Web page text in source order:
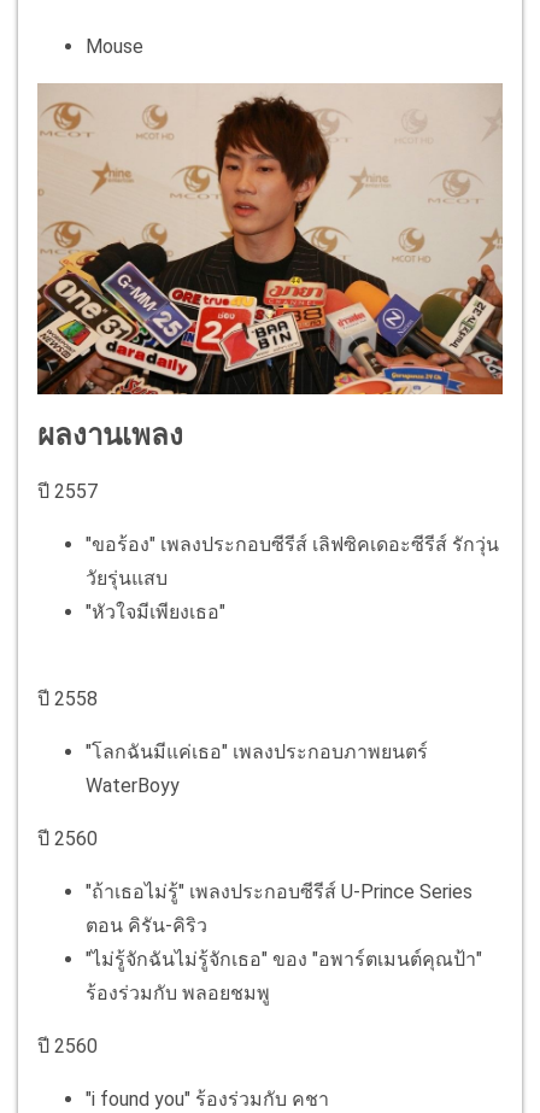
Mouse
ผลงานเพลง
ปี 2557
"ขอร้อง" เพลงประกอบซีรีส์ เลิฟซิคเดอะซีรีส์ รักวุ่น
วัยรุ่นแสบ
"หัวใจมีเพียงเธอ"
ปี 2558
"โลกฉันมีแค่เธอ" เพลงประกอบภาพยนตร์
WaterBoyy
ปี 2560
"ถ้าเธอไม่รู้" เพลงประกอบซีรีส์ U-Prince Series
ตอน คิรัน-คิริว
"ไม่รู้จักฉันไม่รู้จักเธอ" ของ "อพาร์ตเมนต์คุณป้า"
ร้องร่วมกับ พลอยชมพู
ปี 2560
"i found you" ร้องร่วมกับ คชา